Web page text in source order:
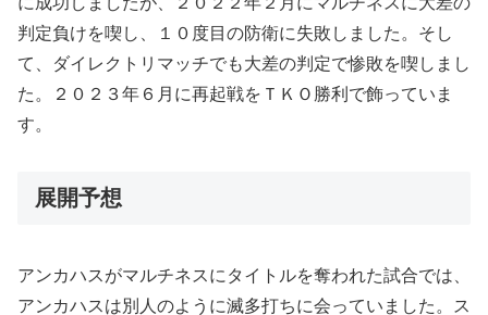
判定負けを喫し、１０度目の防衛に失敗しました。そし
て、ダイレクトリマッチでも大差の判定で惨敗を喫しまし
た。２０２３年６月に再起戦をＴＫＯ勝利で飾っていま
す。
展開予想
アンカハスがマルチネスにタイトルを奪われた試合では、
アンカハスは別人のように滅多打ちに会っていました。ス